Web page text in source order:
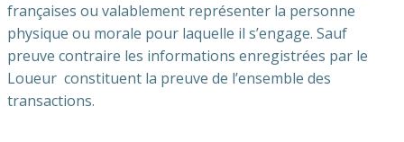
françaises ou valablement représenter la personne
physique ou morale pour laquelle il s’engage. Sauf
preuve contraire les informations enregistrées par le
Loueur constituent la preuve de l’ensemble des
transactions.